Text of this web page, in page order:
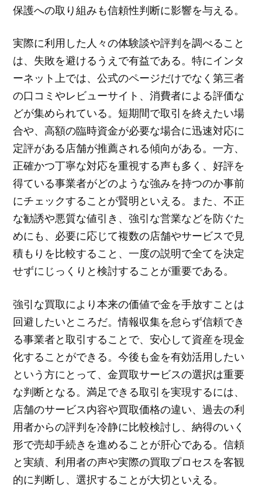
保護への取り組みも信頼性判断に影響を与える。
実際に利用した人々の体験談や評判を調べること
は、失敗を避けるうえで有益である。特にインタ
ーネット上では、公式のページだけでなく第三者
の口コミやレビューサイト、消費者による評価な
どが集められている。短期間で取引を終えたい場
合や、高額の臨時資金が必要な場合に迅速対応に
定評がある店舗が推薦される傾向がある。一方、
正確かつ丁寧な対応を重視する声も多く、好評を
得ている事業者がどのような強みを持つのか事前
にチェックすることが賢明といえる。また、不正
な勧誘や悪質な値引き、強引な営業などを防ぐた
めにも、必要に応じて複数の店舗やサービスで見
積もりを比較すること、一度の説明で全てを決定
せずにじっくりと検討することが重要である。
強引な買取により本来の価値で金を手放すことは
回避したいところだ。情報収集を怠らず信頼でき
る事業者と取引することで、安心して資産を現金
化することができる。今後も金を有効活用したい
という方にとって、金買取サービスの選択は重要
な判断となる。満足できる取引を実現するには、
店舗のサービス内容や買取価格の違い、過去の利
用者からの評判を冷静に比較検討し、納得のいく
形で売却手続きを進めることが肝心である。信頼
と実績、利用者の声や実際の買取プロセスを客観
的に判断し、選択することが大切といえる。